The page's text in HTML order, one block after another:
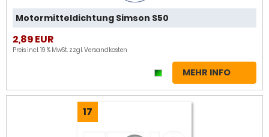
Motormitteldichtung Simson S50
2,89 EUR
Preis incl. 19 % MwSt. zzgl.Versandkosten
MEHR INFO
17